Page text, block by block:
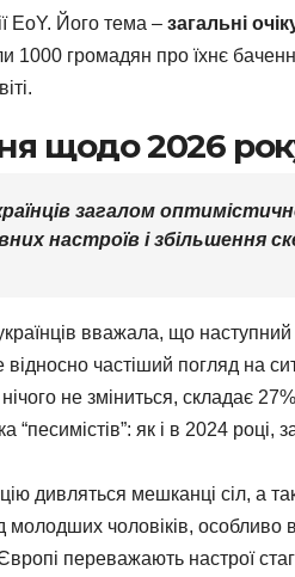
EoY. Його тема – загальні
1000 громадян про їхнє
щодо 2026
загалом
настроїв і збільшення
вважала, що
частіший погляд на
не зміниться, складає
“песимістів”: як і в 2024
дивляться мешканці сіл, а
чоловіків, особливо
переважають настрої